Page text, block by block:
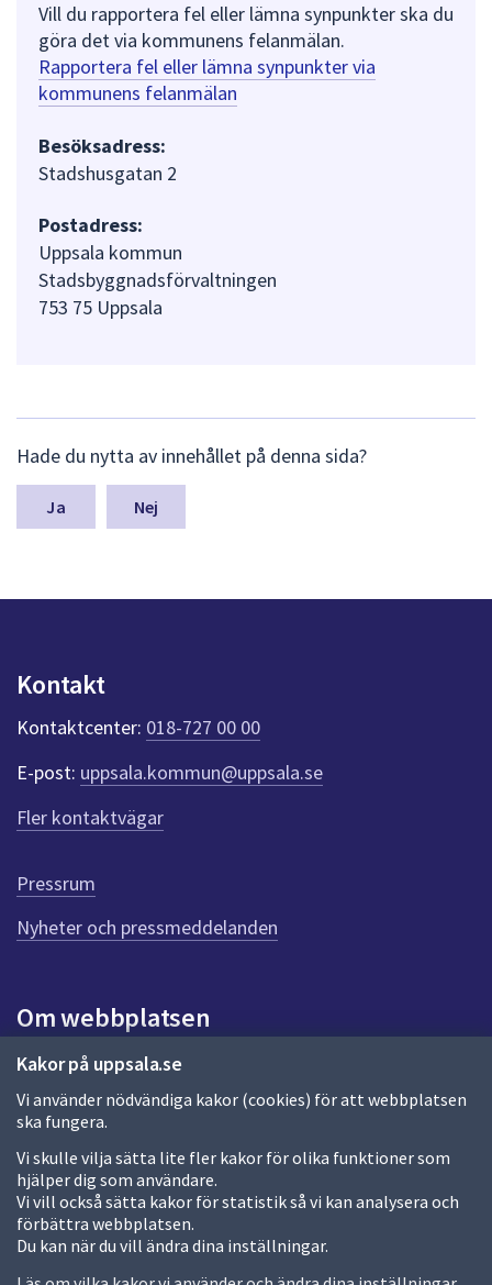
Kakor på uppsala.se
Vi använder nödvändiga kakor (cookies) för att webbplatsen
ska fungera.
Vi skulle vilja sätta lite fler kakor för olika funktioner som
hjälper dig som användare.
Vi vill också sätta kakor för statistik så vi kan analysera och
förbättra webbplatsen.
Du kan när du vill ändra dina inställningar.
Vill du rapportera fel eller lämna synpunkter ska du
göra det via kommunens felanmälan.
Rapportera fel eller lämna synpunkter via
kommunens felanmälan
Besöksadress:
Stadshusgatan 2
Postadress:
Uppsala kommun
Stadsbyggnadsförvaltningen
753 75 Uppsala
ä
m
a
n
k
e
r
f
ö
r
e
n
n
a
d
a
Hade du nytta av innehållet på denna sida?
Nej
Kontakt
Kontaktcenter: 018-727 00 00
E-post: uppsala.kommun@uppsala.se
Fler kontaktvägar
Pressrum
Nyheter och pressmeddelanden
Om webbplatsen
Om webbplatsen
Allmänna handlingar och diarium
Behandling av personuppgifter
Kakor
Språk (other languages)
Tillgänglighetsredogörelse